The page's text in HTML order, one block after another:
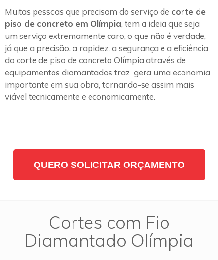
Muitas pessoas que precisam do serviço de corte de
piso de concreto em Olímpia, tem a ideia que seja
um serviço extremamente caro, o que não é verdade,
já que a precisão, a rapidez, a segurança e a eficiência
do corte de piso de concreto Olímpia através de
equipamentos diamantados traz gera uma economia
importante em sua obra, tornando-se assim mais
viável tecnicamente e economicamente.
QUERO SOLICITAR ORÇAMENTO
Cortes com Fio
Diamantado Olímpia